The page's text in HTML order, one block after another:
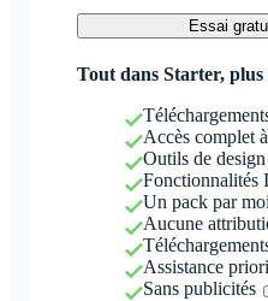
Essai
Tout dans Starter, plus
Accès complet
Outils de
Fonctionnalités
Un pack par
Aucune
Assistance
Sans publicités